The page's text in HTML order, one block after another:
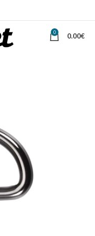
0 0.00€